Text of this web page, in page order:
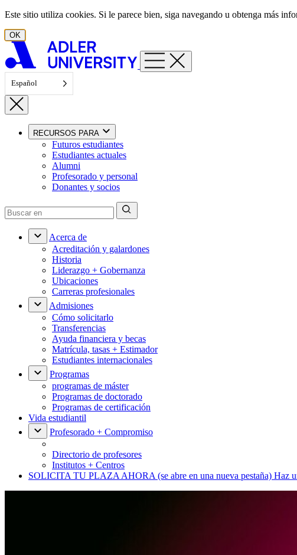
Ir al contenido
Este sitio utiliza cookies. Si le parece bien, siga navegando u obtenga más
OK
Español
RECURSOS PARA
Futuros estudiantes
Estudiantes actuales
Alumni
Profesorado y personal
Donantes y socios
Acerca de
Acreditación y galardones
Historia
Liderazgo + Gobernanza
Ubicaciones
Carreras profesionales
Admisiones
Cómo solicitarlo
Transferencias
Ayuda financiera y becas
Matrícula, tasas + Estimador
Estudiantes internacionales
Programas
programas de máster
Programas de doctorado
Programas de certificación
Vida estudiantil
Profesorado + Compromiso
Directorio de profesores
Institutos + Centros
SOLICITA TU PLAZA AHORA (se abre en una nueva pestaña) Haz